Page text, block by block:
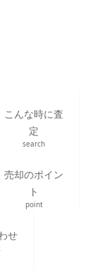
こんな時に査
定
search
売却のポイン
ト
point
せ